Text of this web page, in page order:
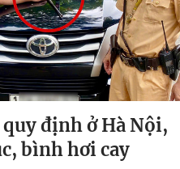
định ở Hà Nội,
bình hơi cay